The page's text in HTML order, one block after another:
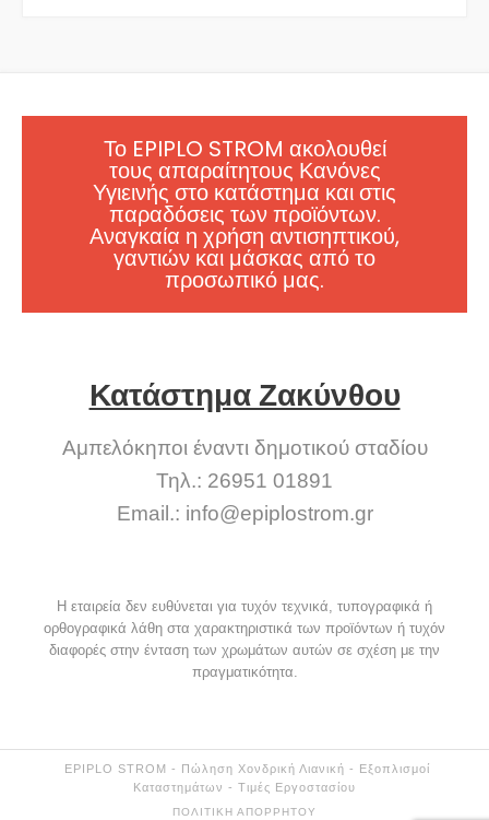
Το EPIPLO STROM ακολουθεί
τους απαραίτητους Κανόνες
Υγιεινής στο κατάστημα και στις
παραδόσεις των προϊόντων.
Αναγκαία η χρήση αντισηπτικού,
γαντιών και μάσκας από το
προσωπικό μας.
Κατάστημα Ζακύνθου
Αμπελόκηποι έναντι δημοτικού σταδίου
Τηλ.: 26951 01891
Email.: info@epiplostrom.gr
Η εταιρεία δεν ευθύνεται για τυχόν τεχνικά, τυπογραφικά ή
ορθογραφικά λάθη στα χαρακτηριστικά των προϊόντων ή τυχόν
διαφορές στην ένταση των χρωμάτων αυτών σε σχέση με την
πραγματικότητα.
EPIPLO STROM - Πώληση Χονδρική Λιανική - Εξοπλισμοί
Καταστημάτων - Τιμές Εργοστασίου
ΠΟΛΙΤΙΚΉ ΑΠΟΡΡΉΤΟΥ